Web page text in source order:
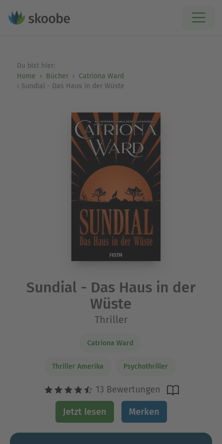
Du bist hier:
Home
Bücher
Catriona Ward
Sundial - Das Haus in der Wüste
Sundial - Das Haus in der
Wüste
Thriller
Catriona Ward
Thriller Amerika Psychothriller
13 Bewertungen
Jetzt lesen Merken